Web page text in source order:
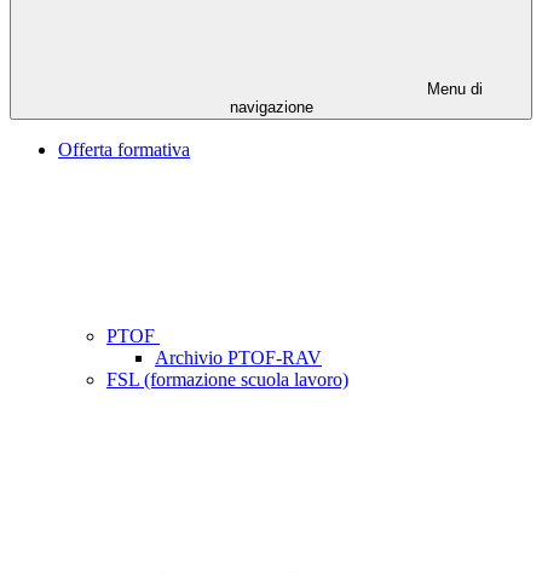
Menu di
navigazione
Offerta formativa
PTOF
Archivio PTOF-RAV
FSL (formazione scuola lavoro)